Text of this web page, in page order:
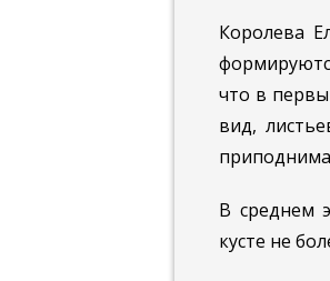
Королева
что в
вид,
В среднем
кусте не